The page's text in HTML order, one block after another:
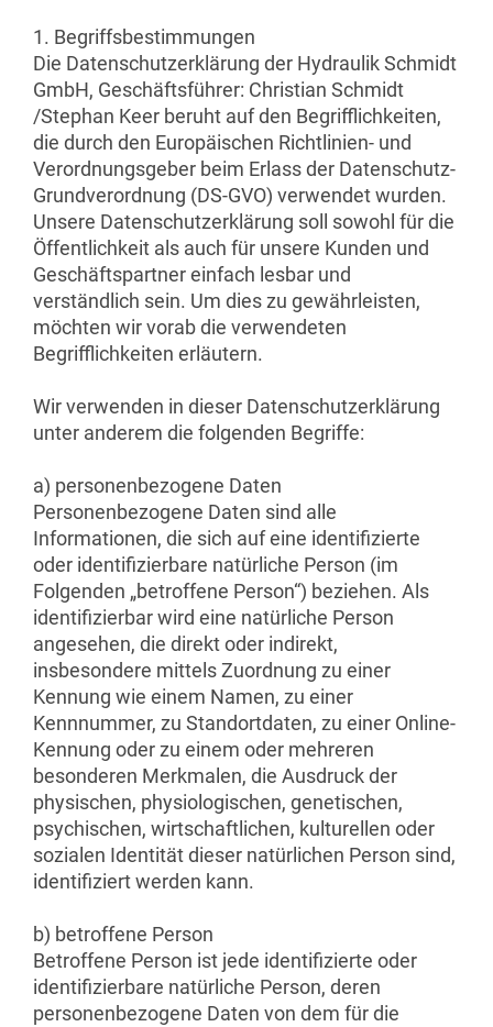
1. Begriffsbestimmungen
Die Datenschutzerklärung der Hydraulik Schmidt
GmbH, Geschäftsführer: Christian Schmidt
/Stephan Keer beruht auf den Begrifflichkeiten,
die durch den Europäischen Richtlinien- und
Verordnungsgeber beim Erlass der Datenschutz-
Grundverordnung (DS-GVO) verwendet wurden.
Unsere Datenschutzerklärung soll sowohl für die
Öffentlichkeit als auch für unsere Kunden und
Geschäftspartner einfach lesbar und
verständlich sein. Um dies zu gewährleisten,
möchten wir vorab die verwendeten
Begrifflichkeiten erläutern.
Wir verwenden in dieser Datenschutzerklärung
unter anderem die folgenden Begriffe:
a) personenbezogene Daten
Personenbezogene Daten sind alle
Informationen, die sich auf eine identifizierte
oder identifizierbare natürliche Person (im
Folgenden „betroffene Person“) beziehen. Als
identifizierbar wird eine natürliche Person
angesehen, die direkt oder indirekt,
insbesondere mittels Zuordnung zu einer
Kennung wie einem Namen, zu einer
Kennnummer, zu Standortdaten, zu einer Online-
Kennung oder zu einem oder mehreren
besonderen Merkmalen, die Ausdruck der
physischen, physiologischen, genetischen,
psychischen, wirtschaftlichen, kulturellen oder
sozialen Identität dieser natürlichen Person sind,
identifiziert werden kann.
b) betroffene Person
Betroffene Person ist jede identifizierte oder
identifizierbare natürliche Person, deren
personenbezogene Daten von dem für die